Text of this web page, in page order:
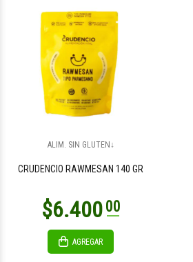
ALIM. SIN GLUTEN↓
CRUDENCIO RAWMESAN 140 GR
AGREGAR